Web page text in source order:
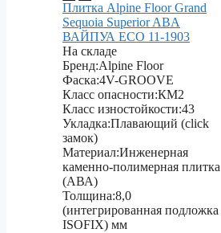
Плитка Alpine Floor Grand
Sequoia Superior ABA
ВАЙПУА ECO 11-1903
На складе
Бренд:Alpine Floor
Фаска:4V-GROOVE
Класс опасности:КМ2
Класс изностойкости:43
Укладка:Плавающий (click
замок)
Материал:Инженерная
каменно-полимерная плитка
(АВА)
Толщина:8,0
(интегрированная подложка
ISOFIX) мм